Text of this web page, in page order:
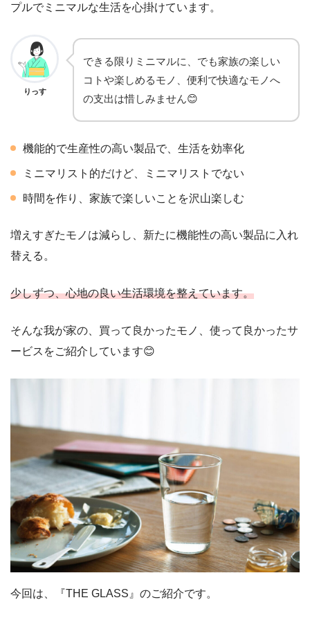
プルでミニマルな生活を心掛けています。
りっす
できる限りミニマルに、でも家族の楽しい
コトや楽しめるモノ、便利で快適なモノへ
の支出は惜しみません😊
機能的で生産性の高い製品で、生活を効率化
ミニマリスト的だけど、ミニマリストでない
時間を作り、家族で楽しいことを沢山楽しむ
増えすぎたモノは減らし、新たに機能性の高い製品に入れ
替える。
少しずつ、心地の良い生活環境を整えています。
そんな我が家の、買って良かったモノ、使って良かったサ
ービスをご紹介しています😊
今回は、『THE GLASS』のご紹介です。